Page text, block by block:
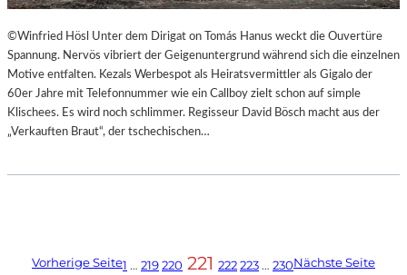
©Winfried Hösl Unter dem Dirigat on Tomás Hanus weckt die Ouvertüre
Spannung. Nervös vibriert der Geigenuntergrund während sich die einzelnen
Motive entfalten. Kezals Werbespot als Heiratsvermittler als Gigalo der
60er Jahre mit Telefonnummer wie ein Callboy zielt schon auf simple
Klischees. Es wird noch schlimmer. Regisseur David Bösch macht aus der
„Verkauften Braut“, der tschechischen…
Vorherige Seite1 … 219220 221 222223 … 230Nächste Seite